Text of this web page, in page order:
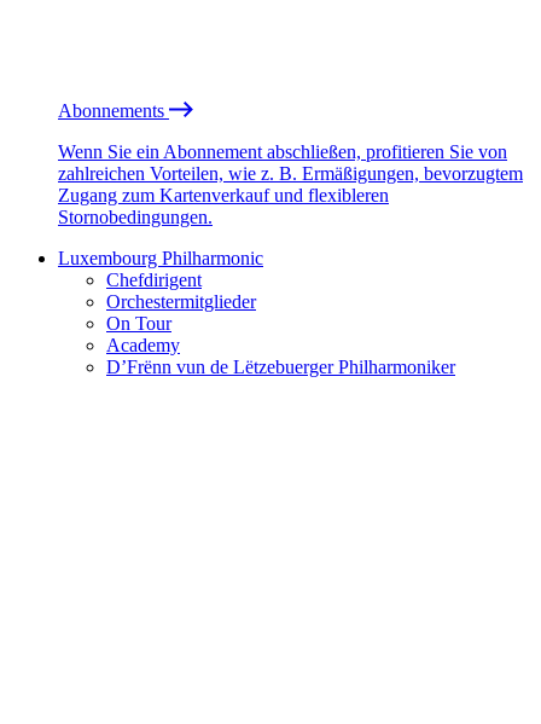
Abonnements
Wenn Sie ein Abonnement abschließen, profitieren Sie von
zahlreichen Vorteilen, wie z. B. Ermäßigungen, bevorzugtem
Zugang zum Kartenverkauf und flexibleren
Stornobedingungen.
Luxembourg Philharmonic
Chefdirigent
Orchestermitglieder
On Tour
Academy
D’Frënn vun de Lëtzebuerger Philharmoniker